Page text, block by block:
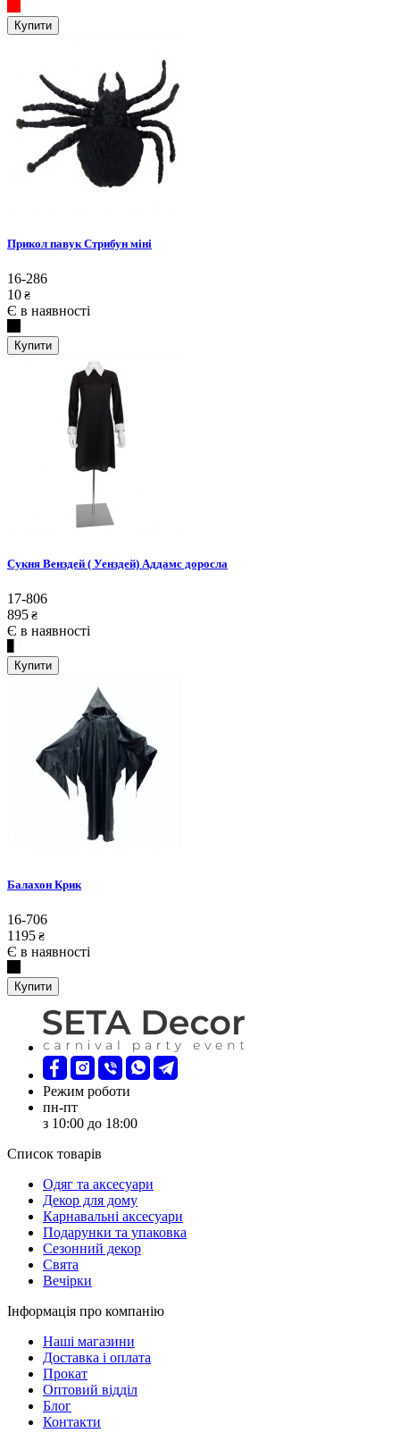
Купити
Прикол павук Стрибун міні
16-286
10 ₴
Є в наявності
Купити
Сукня Венздей ( Уенздей) Аддамс доросла
17-806
895 ₴
Є в наявності
Купити
Балахон Крик
16-706
1195 ₴
Є в наявності
Купити
Режим роботи
пн-пт
з 10:00 до 18:00
Список товарів
Oдяг та аксесуари
Декор для дому
Карнавальні аксесуари
Подарунки та упаковка
Сезонний декор
Свята
Вечірки
Інформація про компанію
Наші магазини
Доставка і оплата
Прокат
Оптовий відділ
Блог
Контакти